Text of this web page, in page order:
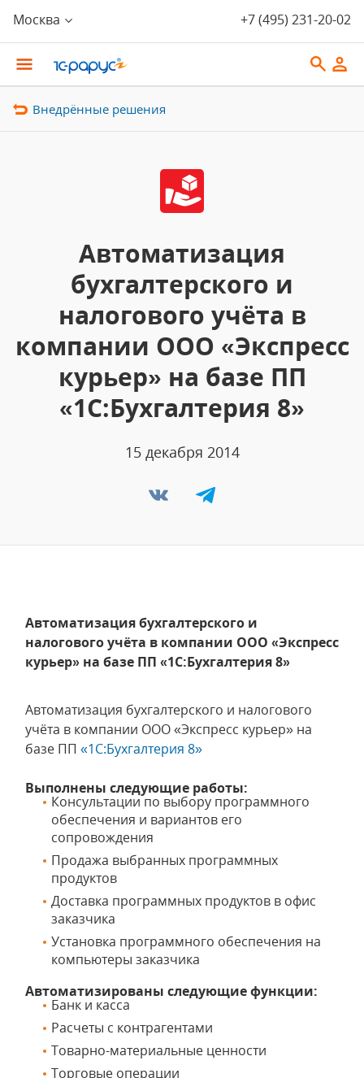
Москва +7 (495) 231-20-02
Внедрённые решения
Автоматизация
бухгалтерского и
налогового учёта в
компании ООО «Экспресс
курьер» на базе ПП
«1С:Бухгалтерия 8»
15 декабря 2014
Автоматизация бухгалтерского и
налогового учёта в компании ООО «Экспресс
курьер» на базе ПП «1С:Бухгалтерия 8»
Автоматизация бухгалтерского и налогового
учёта в компании ООО «Экспресс курьер» на
базе ПП «1С:Бухгалтерия 8»
Выполнены следующие работы:
Консультации по выбору программного
обеспечения и вариантов его
сопровождения
Продажа выбранных программных
продуктов
Доставка программных продуктов в офис
заказчика
Установка программного обеспечения на
компьютеры заказчика
Автоматизированы следующие функции:
Банк и касса
Расчеты с контрагентами
Товарно-материальные ценности
Торговые операции